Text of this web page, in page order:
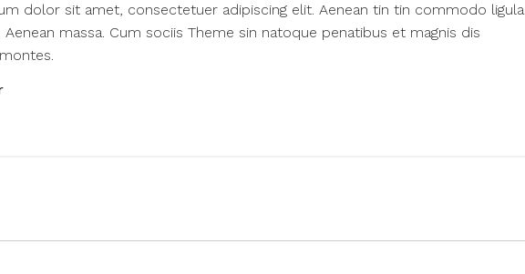
dolor sit amet, consectetuer adipiscing elit. Aenean tin tin commodo ligula
Aenean massa. Cum sociis Theme sin natoque penatibus et magnis dis